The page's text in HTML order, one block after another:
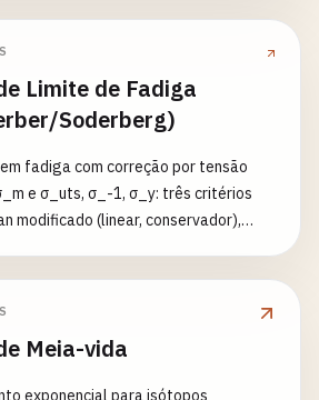
Limite de Fadiga
Soderberg)
fadiga com correção por tensão
e σ_uts, σ_-1, σ_y: três critérios
modificado (linear, conservador),
Meia-vida
exponencial para isótopos